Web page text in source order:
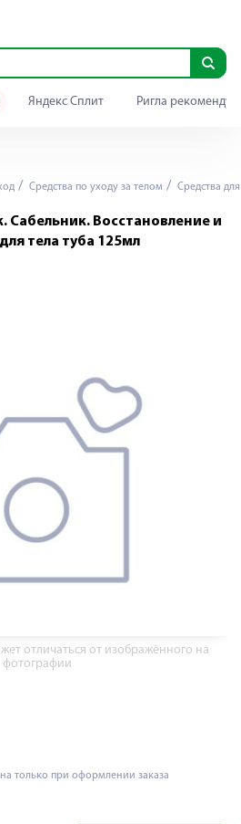
Яндекс Сплит Ригла
Средства по уходу за телом Средства
Восстановление и
тела туба 125мл
отличаться от изображённого на
фотографии
только при оформлении заказа